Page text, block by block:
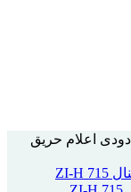
دودی اعلام حریق